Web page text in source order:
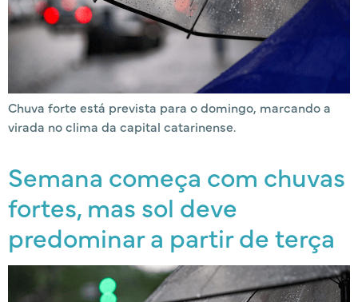
Chuva forte está prevista para o domingo, marcando a
virada no clima da capital catarinense.
Semana começa com chuvas
fortes, mas sol deve
predominar a partir de terça